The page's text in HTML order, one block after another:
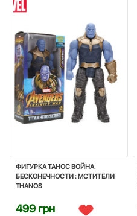
ФИГУРКА ТАНОС ВОЙНА
БЕСКОНЕЧНОСТИ : МСТИТЕЛИ
THANOS
499 грн